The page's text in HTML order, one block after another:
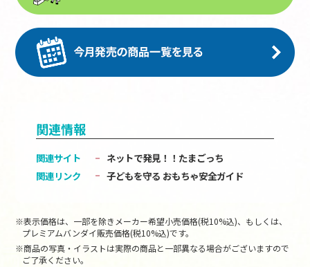
関連情報
関連サイト
ネットで発見！！たまごっち
関連リンク
子どもを守る おもちゃ安全ガイド
※表示価格は、一部を除きメーカー希望小売価格(税10%込)、もしくは、
プレミアムバンダイ販売価格(税10%込)です。
※商品の写真・イラストは実際の商品と一部異なる場合がございますので
ご了承ください。